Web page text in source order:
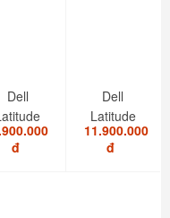
Dell
I5
RAM
đ
Dell
Latitude
7420 i7
2in1 touch
11.900.000
đ